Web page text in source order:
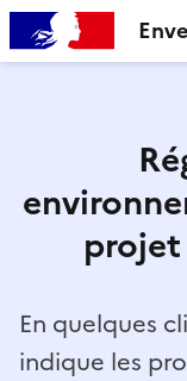
En quelques
indique les